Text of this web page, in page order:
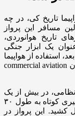
تاریخ کی، در چه
مسافر این پرواز
تاریخ هوانوردی،
یک ابزار جنگی
استفاده از هواپیما
به عنوان یک ابزار مسافربری آغاز شد که به آن commercial aviation
در بیش از یک
سده پیش در اول ژانویه سال ۱۹۱۴ و در مسیری کوتاه به طول ۳۰
دقیقه به طول کشید. این پرواز در